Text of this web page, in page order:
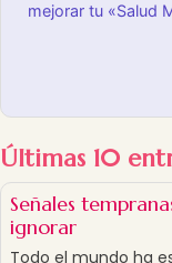
mejorar tu «Salud
Últimas 10
Señales
ignorar
Todo el mundo ha